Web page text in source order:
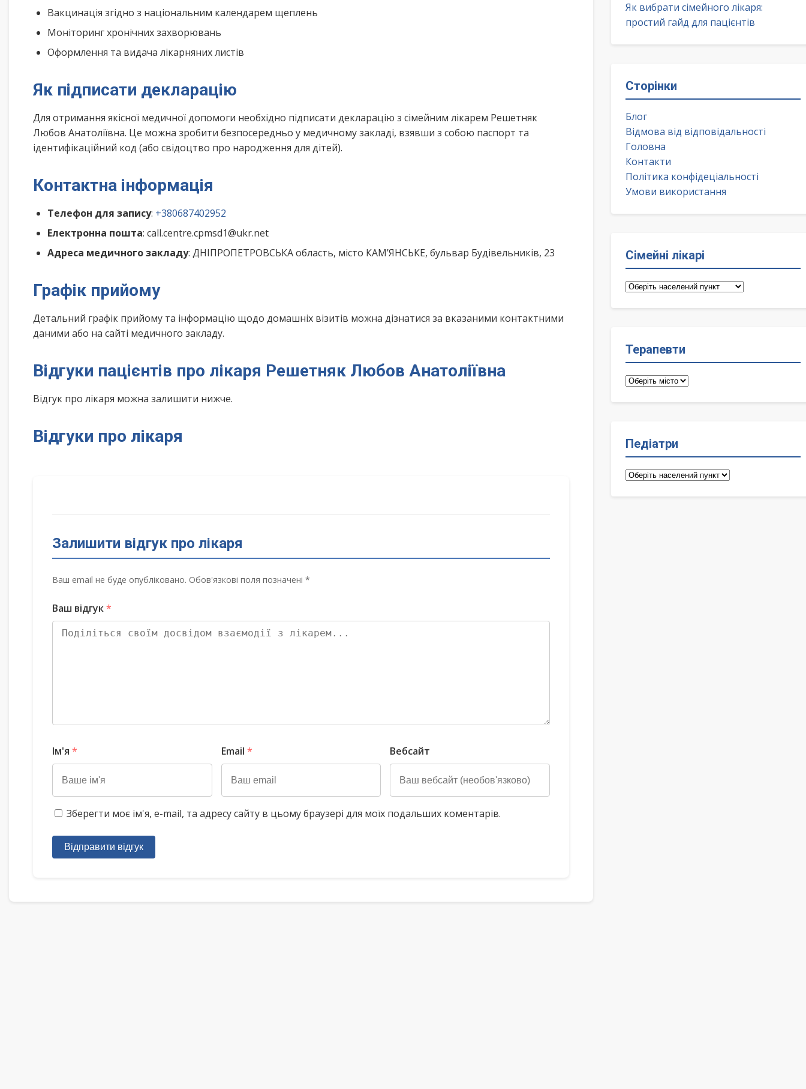
Вакцинація згідно з національним календарем щеплень
Моніторинг хронічних захворювань
Оформлення та видача лікарняних листів
Як підписати декларацію
Для отримання якісної медичної допомоги необхідно підписати декларацію з сімейним лікарем Решетняк
Любов Анатоліївна. Це можна зробити безпосередньо у медичному закладі, взявши з собою паспорт та
ідентифікаційний код (або свідоцтво про народження для дітей).
Контактна інформація
Телефон для запису: +380687402952
Електронна пошта: call.centre.cpmsd1@ukr.net
Адреса медичного закладу: ДНІПРОПЕТРОВСЬКА область, місто КАМ’ЯНСЬКЕ, бульвар Будівельників, 23
Графік прийому
Детальний графік прийому та інформацію щодо домашніх візитів можна дізнатися за вказаними контактними
даними або на сайті медичного закладу.
Відгуки пацієнтів про лікаря Решетняк Любов Анатоліївна
Відгук про лікаря можна залишити нижче.
Відгуки про лікаря
Залишити відгук про лікаря
Ваш email не буде опубліковано. Обов'язкові поля позначені *
Ваш відгук*
Ім'я * Email * Вебсайт
Зберегти моє ім'я, e-mail, та адресу сайту в цьому браузері для моїх подальших коментарів.
Відправити відгук
Як вибрати сімейного лікаря:
простий гайд для пацієнтів
Сторінки
Блог
Відмова від відповідальності
Головна
Контакти
Політика конфідеціальності
Умови використання
Сімейні лікарі
Сімейні
Терапевти
Терапевти
Педіатри
Педіатри